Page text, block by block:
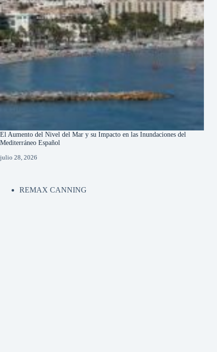
El Aumento del Nivel del Mar y su Impacto en las Inundaciones del
Mediterráneo Español
julio 28, 2026
REMAX CANNING